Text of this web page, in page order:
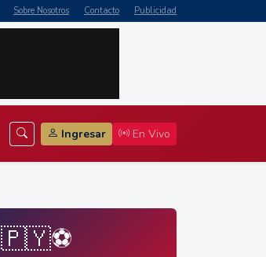
Sobre Nosotros Contacto Publicidad
Ingresar En Vivo
🇵🇾⚽